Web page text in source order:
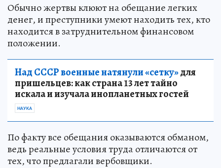
Обычно жертвы клюют на обещание легких
денег, и преступники умеют находить тех, кто
находится в затруднительном финансовом
положении.
Над СССР военные натянули «сетку»для
пришельцев: как страна 13 лет тайно
искала и изучала инопланетных гостей
НАУКА
По факту все обещания оказываются обманом,
ведь реальные условия труда отличаются от
тех, что предлагали вербовщики.